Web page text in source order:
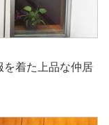
を着た上品な仲居